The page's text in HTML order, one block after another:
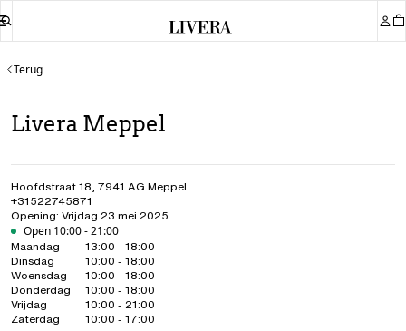
Terug
Livera Meppel
Hoofdstraat 18, 7941 AG Meppel
+31522745871
Opening: Vrijdag 23 mei 2025.
Open 10:00 - 21:00
Maandag
13:00 - 18:00
Dinsdag
10:00 - 18:00
Woensdag
10:00 - 18:00
Donderdag
10:00 - 18:00
Vrijdag
10:00 - 21:00
Zaterdag
10:00 - 17:00